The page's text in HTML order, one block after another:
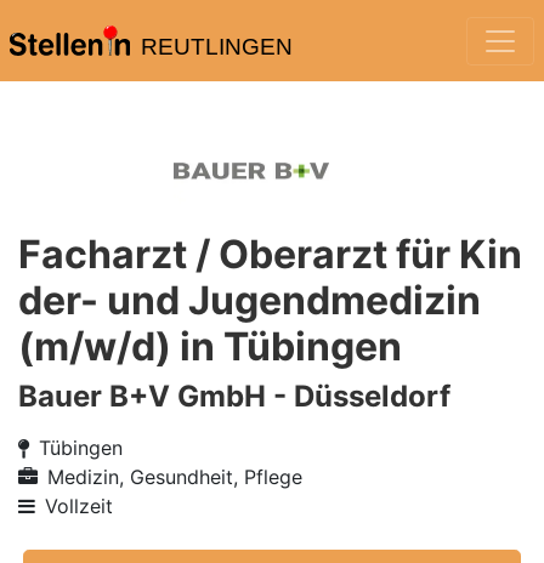
REUTLINGEN
Facharzt / Oberarzt für Kin
der- und Jugendmedizin
(m/w/d) in Tübingen
Bauer B+V GmbH - Düsseldorf
Tübingen
Medizin, Gesundheit, Pflege
Vollzeit